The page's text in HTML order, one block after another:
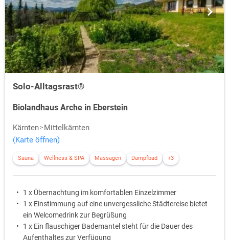
Solo-Alltagsrast®
Biolandhaus Arche in Eberstein
Kärnten
Mittelkärnten
(Karte öffnen)
Sauna Wellness & SPA Massagen Dampfbad +3
1 x Übernachtung im komfortablen Einzelzimmer
1 x Einstimmung auf eine unvergessliche Städtereise bietet
ein Welcomedrink zur Begrüßung
1 x Ein flauschiger Bademantel steht für die Dauer des
Aufenthaltes zur Verfügung